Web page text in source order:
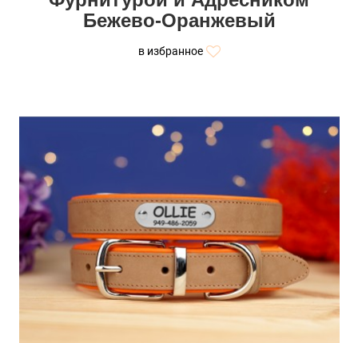
Бежево-Оранжевый
в избранное